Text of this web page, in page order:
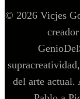
© 2026 Vicjes
del arte actual.